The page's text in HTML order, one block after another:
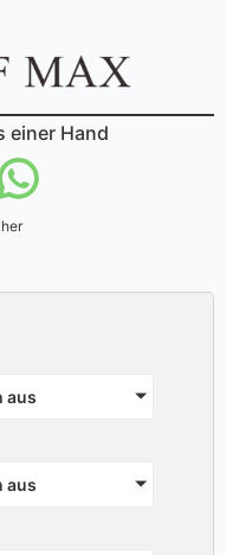
einer Hand
aus
aus